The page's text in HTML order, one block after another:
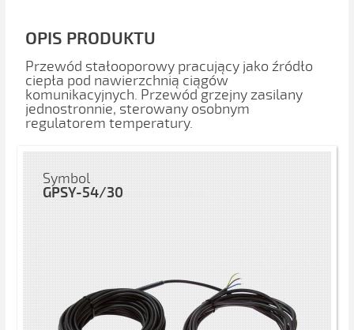
OPIS PRODUKTU
Przewód stałooporowy pracujący jako źródło
ciepła pod nawierzchnią ciągów
komunikacyjnych. Przewód grzejny zasilany
jednostronnie, sterowany osobnym
regulatorem temperatury.
Symbol
GPSY-54/30